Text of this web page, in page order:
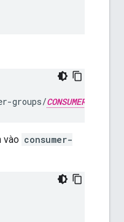
groups/CONSUMER_GROUP
vào consumer-